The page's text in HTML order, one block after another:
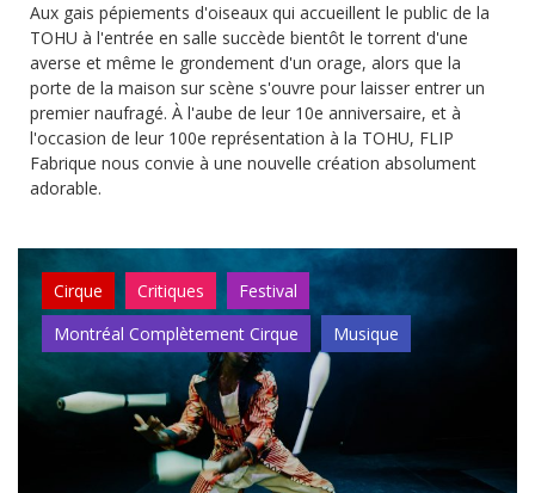
Aux gais pépiements d'oiseaux qui accueillent le public de la
TOHU à l'entrée en salle succède bientôt le torrent d'une
averse et même le grondement d'un orage, alors que la
porte de la maison sur scène s'ouvre pour laisser entrer un
premier naufragé. À l'aube de leur 10e anniversaire, et à
l'occasion de leur 100e représentation à la TOHU, FLIP
Fabrique nous convie à une nouvelle création absolument
adorable.
Cirque Critiques
Festival
Montréal Complètement Cirque
Musique